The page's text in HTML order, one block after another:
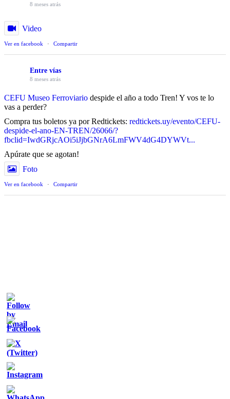
8 meses atrás
Video
Ver en facebook · Compartir
Entre vías
8 meses atrás
CEFU Museo Ferroviario despide el año a todo Tren! Y vos te lo
vas a perder?
Compra tus boletos ya por Redtickets: redtickets.uy/evento/CEFU-
despide-el-ano-EN-TREN/26066/?
fbclid=IwdGRjcAOi5iJjbGNrA6LmFWV4dG4DYWVt...
Apúrate que se agotan!
Foto
Ver en facebook · Compartir